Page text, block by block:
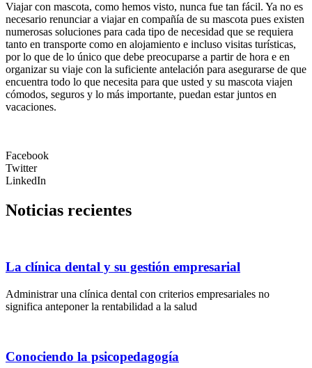
Viajar con mascota, como hemos visto, nunca fue tan fácil. Ya no es
necesario renunciar a viajar en compañía de su mascota pues existen
numerosas soluciones para cada tipo de necesidad que se requiera
tanto en transporte como en alojamiento e incluso visitas turísticas,
por lo que de lo único que debe preocuparse a partir de hora e en
organizar su viaje con la suficiente antelación para asegurarse de que
encuentra todo lo que necesita para que usted y su mascota viajen
cómodos, seguros y lo más importante, puedan estar juntos en
vacaciones.
Facebook
Twitter
LinkedIn
Noticias recientes
La clínica dental y su gestión empresarial
Administrar una clínica dental con criterios empresariales no
significa anteponer la rentabilidad a la salud
Conociendo la psicopedagogía